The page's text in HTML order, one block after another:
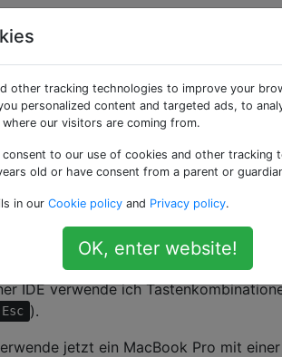
Apple
bei
der
nicht?
IDE verwende ich
Esc ).
jetzt ein MacBook Pro mit
other tracking technologies to improve your
personalized content and targeted ads, to
our visitors are coming from.
consent to our use of cookies and other tracking
old or have consent from a parent or
in our Cookie policy and Privacy policy.
OK, enter website!